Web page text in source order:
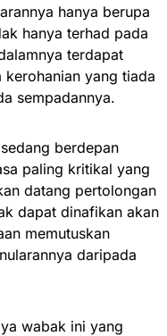
hanya berupa
hanya terhad pada
terdapat
kerohanian yang tiada
sempadannya.
berdepan
paling kritikal yang
datang pertolongan
dapat dinafikan akan
memutuskan
daripada
wabak ini yang